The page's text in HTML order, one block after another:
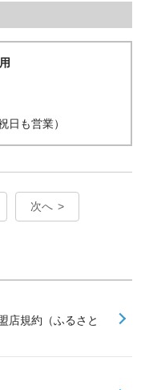
日も営業）
次へ
店規約（ふるさと